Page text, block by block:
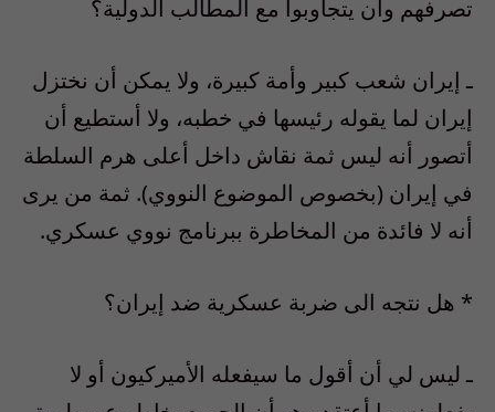
تصرفهم وأن يتجاوبوا مع المطالب الدولية؟
ـ إيران شعب كبير وأمة كبيرة، ولا يمكن أن نختزل
إيران لما يقوله رئيسها في خطبه، ولا أستطيع أن
أتصور أنه ليس ثمة نقاش داخل أعلى هرم السلطة
في إيران (بخصوص الموضوع النووي). ثمة من يرى
أنه لا فائدة من المخاطرة ببرنامج نووي عسكري.
* هل نتجه الى ضربة عسكرية ضد إيران؟
ـ ليس لي أن أقول ما سيفعله الأميركيون أو لا